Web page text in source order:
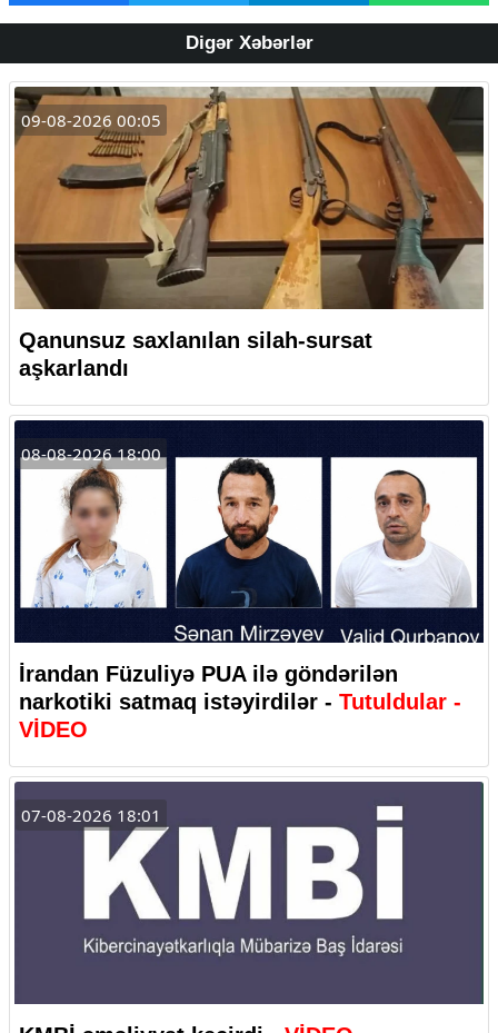
Digər Xəbərlər
09-08-2026 00:05
Qanunsuz saxlanılan silah-sursat
aşkarlandı
08-08-2026 18:00
İrandan Füzuliyə PUA ilə göndərilən
narkotiki satmaq istəyirdilər - Tutuldular -
VİDEO
07-08-2026 18:01